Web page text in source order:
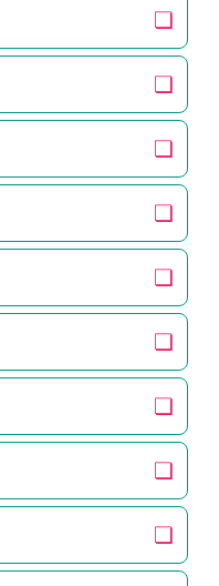
❏
❏
❏
❏
❏
❏
❏
❏
❏